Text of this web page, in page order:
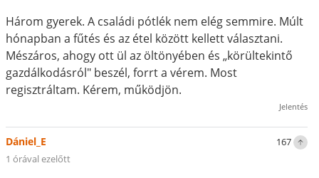
Három gyerek. A családi pótlék nem elég semmire. Múlt
hónapban a fűtés és az étel között kellett választani.
Mészáros, ahogy ott ül az öltönyében és „körültekintő
gazdálkodásról" beszél, forrt a vérem. Most
regisztráltam. Kérem, működjön.
Jelentés
167
Dániel_E
1 órával ezelőtt